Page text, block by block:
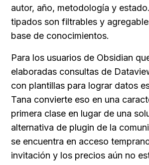
autor, año, metodología y
tipados son filtrables y
base de conocimientos.
Para los usuarios de Obsidian
elaboradas consultas de
con plantillas para lograr datos
Tana convierte eso en una
primera clase en lugar de una
alternativa de plugin de la
se encuentra en acceso
invitación y los precios aún no